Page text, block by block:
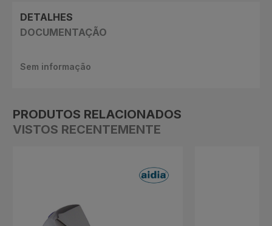
DETALHES
DOCUMENTAÇÃO
Sem informação
PRODUTOS RELACIONADOS
VISTOS RECENTEMENTE